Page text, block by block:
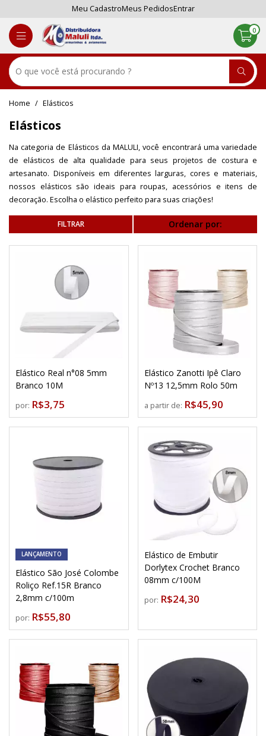
Meu CadastroMeus PedidosEntrar
0
Elásticos
Elásticos
Na categoria de Elásticos da MALULI, você encontrará uma variedade
de elásticos de alta qualidade para seus projetos de costura e
artesanato. Disponíveis em diferentes larguras, cores e materiais,
nossos elásticos são ideais para roupas, acessórios e itens de
decoração. Escolha o elástico perfeito para suas criações!
Ordenar por:
Elástico Real n°08 5mm
Branco 10M
por: R$3,75
Elástico Zanotti Ipê Claro
Nº13 12,5mm Rolo 50m
a partir de: R$45,90
LANÇAMENTO
Elástico São José Colombe
Roliço Ref.15R Branco
2,8mm c/100m
por: R$55,80
Elástico de Embutir
Dorlytex Crochet Branco
08mm c/100M
por: R$24,30